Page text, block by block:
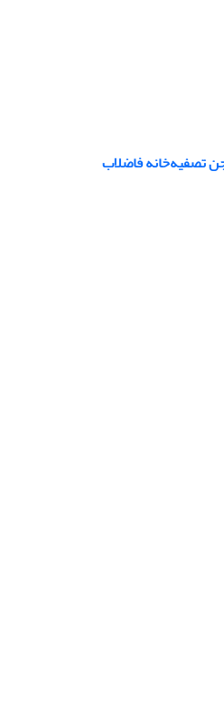
تصفیه‌خانه فاضلاب